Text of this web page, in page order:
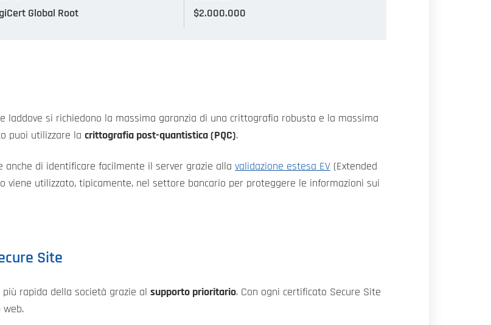
Global Root
$2.000.000
laddove si richiedono la massima garanzia di una crittografia robusta e la massima
puoi utilizzare la crittografia post-quantistica (PQC).
di identificare facilmente il server grazie alla validazione estesa EV (Extended
viene utilizzato, tipicamente, nel settore bancario per proteggere le informazioni sui
Site
rapida della società grazie al supporto prioritario. Con ogni certificato Secure Site
web.